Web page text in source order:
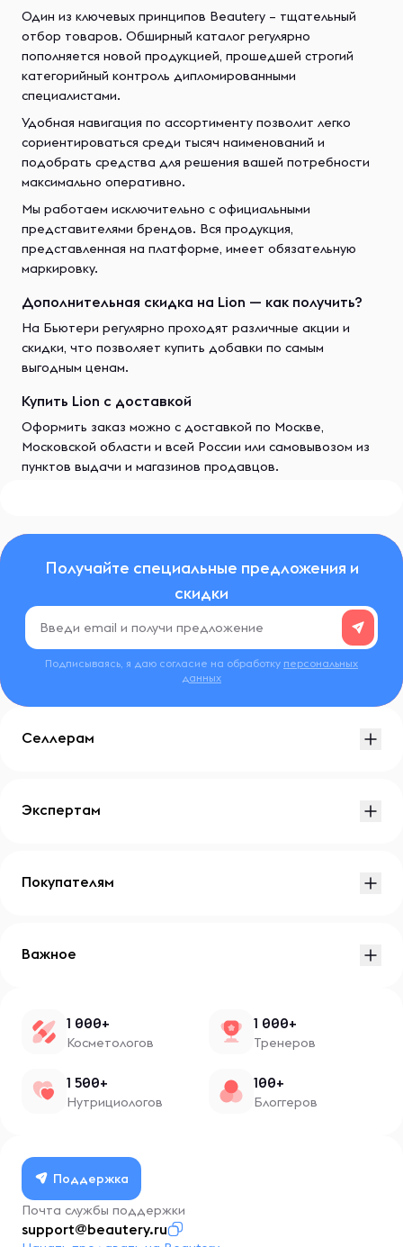
Один из ключевых принципов Beautery – тщательный
отбор товаров. Обширный каталог регулярно
пополняется новой продукцией, прошедшей строгий
категорийный контроль дипломированными
специалистами.
Удобная навигация по ассортименту позволит легко
сориентироваться среди тысяч наименований и
подобрать средства для решения вашей потребности
максимально оперативно.
Мы работаем исключительно с официальными
представителями брендов. Вся продукция,
представленная на платформе, имеет обязательную
маркировку.
Дополнительная скидка на Lion — как получить?
На Бьютери регулярно проходят различные акции и
скидки, что позволяет купить добавки по самым
выгодным ценам.
Купить Lion с доставкой
Оформить заказ можно с доставкой по Москве,
Московской области и всей России или самовывозом из
пунктов выдачи и магазинов продавцов.
Получайте специальные предложения и
скидки
Подписываясь, я даю согласие на обработку персональных
данных
Селлерам
Экспертам
Покупателям
Важное
1 000+
Косметологов
1 000+
Тренеров
1 500+
Нутрициологов
100+
Блоггеров
Поддержка
Почта службы поддержки
support@beautery.ru